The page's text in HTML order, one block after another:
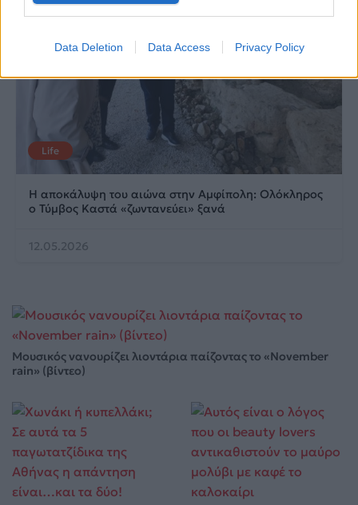
Data Deletion Data Access Privacy Policy
Life
Η αποκάλυψη του αιώνα στην Αμφίπολη: Ολόκληρος
ο Τύμβος Καστά «ζωντανεύει» ξανά
12.05.2026
Μουσικός νανουρίζει λιοντάρια παίζοντας το «November
rain» (βίντεο)